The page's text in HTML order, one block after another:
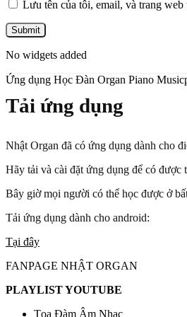
Lưu tên của tôi, email, và trang
No widgets added
Ứng dụng Học Đàn Organ Piano
Tải ứng dụng
Nhật Organ đã có ứng dụng dành cho
Hãy tải và cài đặt ứng dụng để có được
Bây giờ mọi người có thể học được ở
Tải ứng dụng dành cho android:
Tại đây
FANPAGE NHẬT ORGAN
PLAYLIST YOUTUBE
Tọa Đàm Âm Nhạc